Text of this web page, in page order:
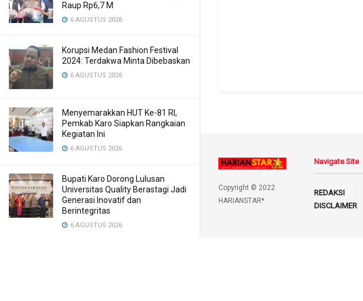
Raup Rp6,7 M
6 AGUSTUS 2026
Korupsi Medan Fashion Festival
2024: Terdakwa Minta Dibebaskan
6 AGUSTUS 2026
Menyemarakkan HUT Ke-81 RI,
Pemkab Karo Siapkan Rangkaian
Kegiatan Ini
6 AGUSTUS 2026
Bupati Karo Dorong Lulusan
Universitas Quality Berastagi Jadi
Generasi Inovatif dan
Berintegritas
6 AGUSTUS 2026
Copyright © 2022
HARIANSTAR*
Navigate Site
REDAKSI
DISCLAIMER